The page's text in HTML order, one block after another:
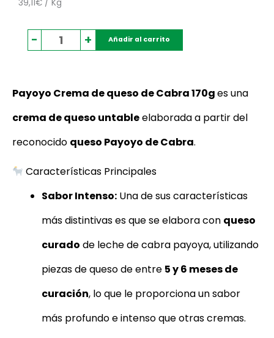
39,11€ / Kg
-
Payoyo
Crema
de
170g
+ Añadir al carrito
Payoyo Crema de queso de Cabra 170ges una
crema de queso untableelaborada a partir del
reconocido queso Payoyo de Cabra.
Características Principales
Sabor Intenso: Una de sus características
más distintivas es que se elabora con queso
curado de leche de cabra payoya, utilizando
piezas de queso de entre 5 y 6 meses de
curación, lo que le proporciona un sabor
más profundo e intenso que otras cremas.